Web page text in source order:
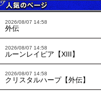
2026/08/07 14:58
外伝
2026/08/07 14:58
ルーンレイピア【XIII】
2026/08/07 14:58
クリスタルハープ【外伝】